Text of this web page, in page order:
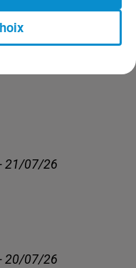
21/07/26
20/07/26